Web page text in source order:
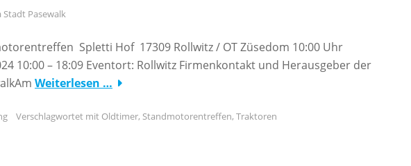
Stadt Pasewalk
Spletti Hof 17309 Rollwitz / OT Züsedom 10:00 Uhr
10:00 – 18:09 Eventort: Rollwitz Firmenkontakt und Herausgeber der
Weiterlesen …
Verschlagwortet mit Oldtimer, Standmotorentreffen, Traktoren